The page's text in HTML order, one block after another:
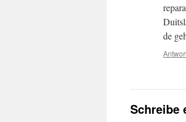
de
Schreibe